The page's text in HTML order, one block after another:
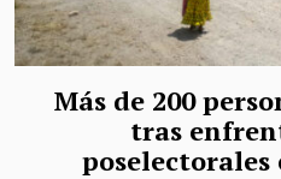
Más de 200
tras
poselectorales